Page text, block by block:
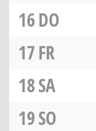
16DO
17FR
18SA
19SO